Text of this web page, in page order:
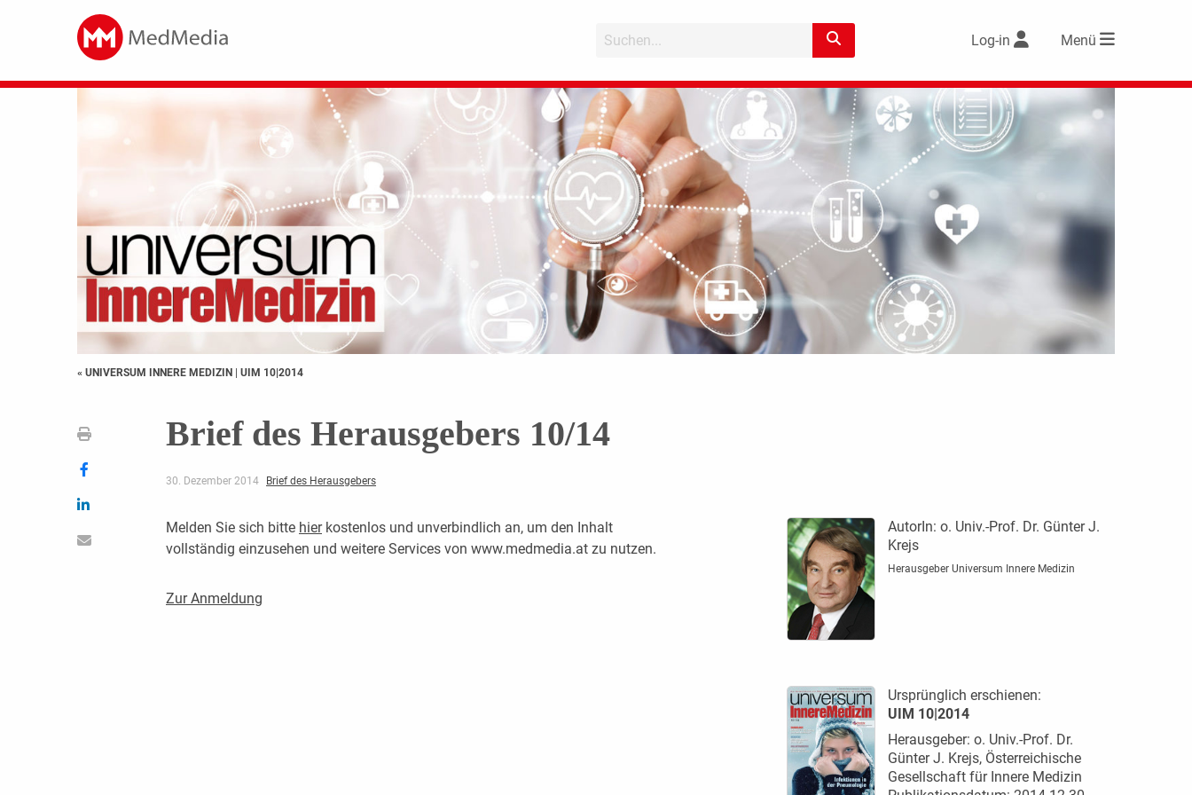
Log-in Menü
« UNIVERSUM INNERE MEDIZIN | UIM 10|2014
Brief des Herausgebers 10/14
30. Dezember 2014 Brief des Herausgebers
Melden Sie sich bitte hierkostenlos und unverbindlich an, um den Inhalt
vollständig einzusehen und weitere Services von www.medmedia.at zu nutzen.
Zur Anmeldung
AutorIn: o. Univ.-Prof. Dr. Günter J.
Krejs
Herausgeber Universum Innere Medizin
Ursprünglich erschienen:
UIM 10|2014
Herausgeber: o. Univ.-Prof. Dr.
Günter J. Krejs, Österreichische
Gesellschaft für Innere Medizin